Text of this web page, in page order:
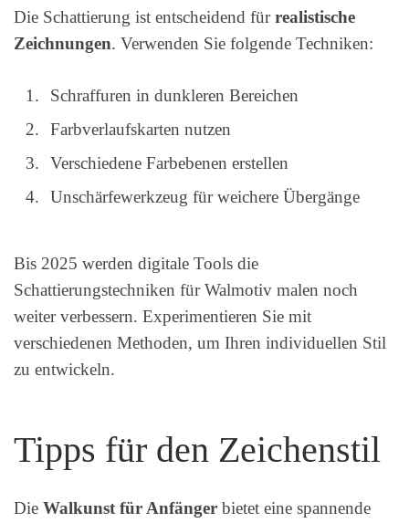
Die Schattierung ist entscheidend fürrealistische
Zeichnungen. Verwenden Sie folgende Techniken:
Schraffuren in dunkleren Bereichen
Farbverlaufskarten nutzen
Verschiedene Farbebenen erstellen
Unschärfewerkzeug für weichere Übergänge
Bis 2025 werden digitale Tools die
Schattierungstechniken für Walmotiv malen noch
weiter verbessern. Experimentieren Sie mit
verschiedenen Methoden, um Ihren individuellen Stil
zu entwickeln.
Tipps für den Zeichenstil
Die Walkunst für Anfänger bietet eine spannende